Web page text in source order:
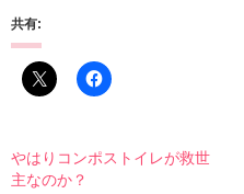
共有:
やはりコンポストイレが救世
主なのか？